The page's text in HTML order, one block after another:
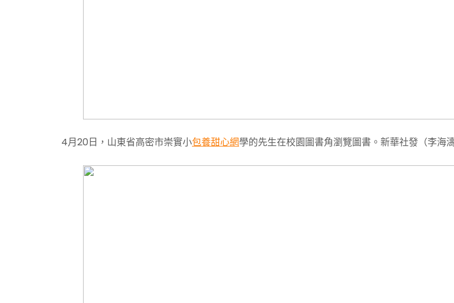
4月20日，山東省高密市崇實小包養甜心網學的先生在校園圖書角瀏覽圖書。新華社發（李海濤